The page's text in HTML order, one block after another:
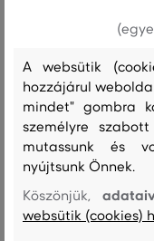
A websütik
hozzájárul
mindet" gombra
személyre
mutassunk és
nyújtsunk Önnek.
Köszönjük,
websütik (cookies)